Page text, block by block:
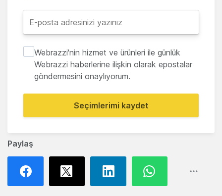
Paylaş
Webrazzi'nin hizmet ve ürünleri ile günlük
Webrazzi haberlerine ilişkin olarak epostalar
göndermesini onaylıyorum.
Seçimlerimi kaydet